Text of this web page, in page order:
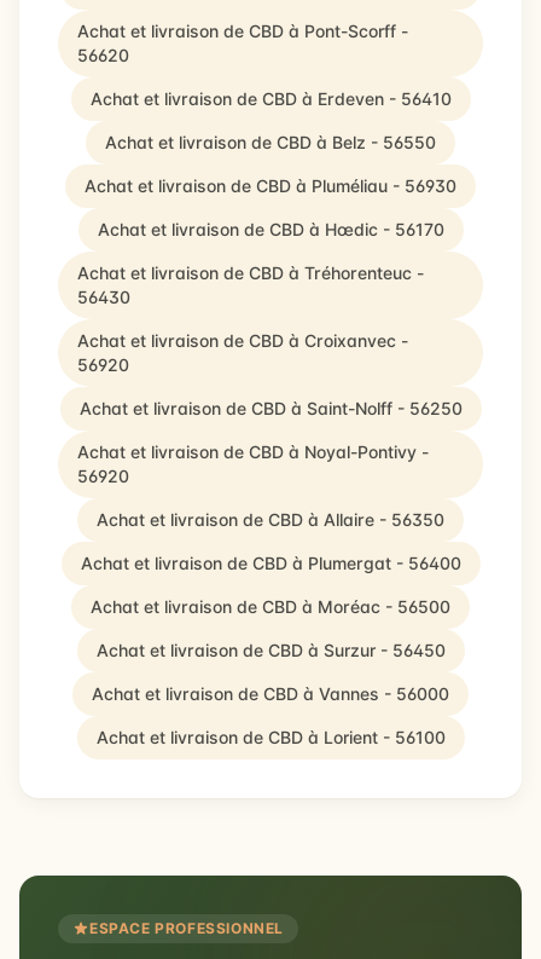
Achat et livraison de CBD à Pont-Scorff -
56620
Achat et livraison de CBD à Erdeven - 56410
Achat et livraison de CBD à Belz - 56550
Achat et livraison de CBD à Pluméliau - 56930
Achat et livraison de CBD à Hœdic - 56170
Achat et livraison de CBD à Tréhorenteuc -
56430
Achat et livraison de CBD à Croixanvec -
56920
Achat et livraison de CBD à Saint-Nolff - 56250
Achat et livraison de CBD à Noyal-Pontivy -
56920
Achat et livraison de CBD à Allaire - 56350
Achat et livraison de CBD à Plumergat - 56400
Achat et livraison de CBD à Moréac - 56500
Achat et livraison de CBD à Surzur - 56450
Achat et livraison de CBD à Vannes - 56000
Achat et livraison de CBD à Lorient - 56100
ESPACE PROFESSIONNEL